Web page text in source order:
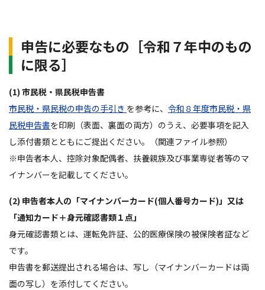
申告に必要なもの［令和７年中のもの
に限る］
(1) 市民税・県民税申告書
市民税・県民税の申告の手引き を参考に、 令和８年度市民税・県
民税申告書を印刷（表面、裏面の両方）のうえ、必要事項を記入
し添付書類とともにご提出ください。（関連ファイル参照）
※申告者本人、控除対象配偶者、扶養親族及び事業専従者等のマ
イナンバーを記載してください。
(2) 申告者本人の「マイナンバーカード(個人番号カード)」又は
「通知カード＋身元確認書類１点」
身元確認書類とは、運転免許証、公的医療保険の被保険者証など
です。
申告書を郵送提出される場合は、写し（マイナンバーカードは両
面の写し）を添付してください。